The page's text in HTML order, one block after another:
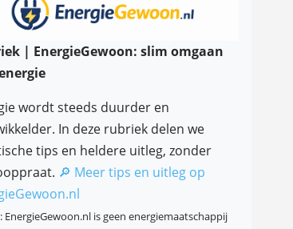
| EnergieGewoon: slim omgaan
wordt steeds duurder en
In deze rubriek delen we
tips en heldere uitleg, zonder
🔎 Meer tips en uitleg op
EnergieGewoon.nl is geen energiemaatschappij